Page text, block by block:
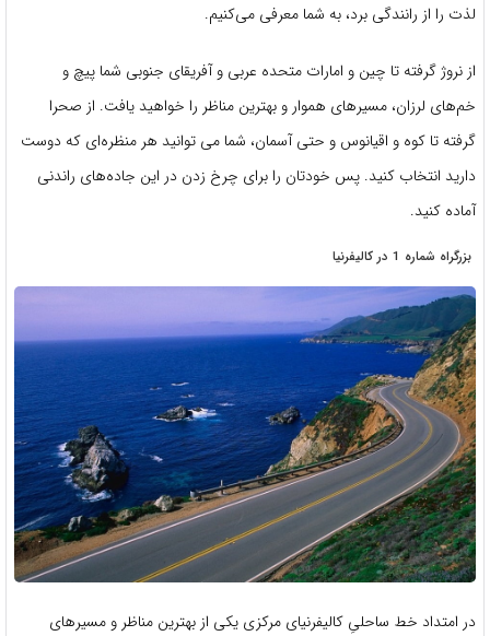
لذت را از رانندگی برد، به شما معرفی می‌کنیم.
از نروژ گرفته تا چین و امارات متحده عربی و آفریقای جنوبی شما پیچ و
خم‌های لرزان، مسیرهای هموار و بهترین مناظر را خواهید یافت. از صحرا
گرفته تا کوه و اقیانوس و حتی آسمان، شما می توانید هر منظره‌ای که دوست
دارید انتخاب کنید. پس خودتان را برای چرخ زدن در این جاده‌های راندنی
آماده کنید.
بزرگراه شماره 1 در کالیفرنیا
در امتداد خط ساحلیِ کالیفرنیای مرکزی یکی از بهترین مناظر و مسیرهای